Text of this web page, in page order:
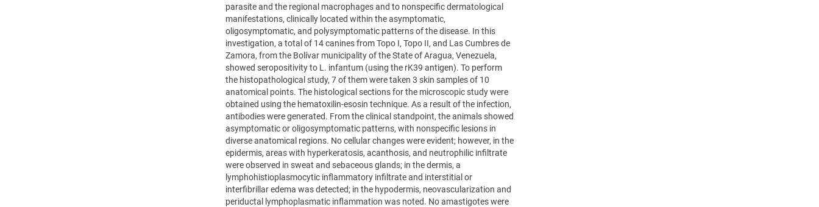
parasite and the regional macrophages and to nonspecific dermatological
manifestations, clinically located within the asymptomatic,
oligosymptomatic, and polysymptomatic patterns of the disease. In this
investigation, a total of 14 canines from Topo I, Topo II, and Las Cumbres de
Zamora, from the Bolívar municipality of the State of Aragua, Venezuela,
showed seropositivity to L. infantum (using the rK39 antigen). To perform
the histopathological study, 7 of them were taken 3 skin samples of 10
anatomical points. The histological sections for the microscopic study were
obtained using the hematoxilin-esosin technique. As a result of the infection,
antibodies were generated. From the clinical standpoint, the animals showed
asymptomatic or oligosymptomatic patterns, with nonspecific lesions in
diverse anatomical regions. No cellular changes were evident; however, in the
epidermis, areas with hyperkeratosis, acanthosis, and neutrophilic infiltrate
were observed in sweat and sebaceous glands; in the dermis, a
lymphohistioplasmocytic inflammatory infiltrate and interstitial or
interfibrillar edema was detected; in the hypodermis, neovascularization and
periductal lymphoplasmatic inflammation was noted. No amastigotes were